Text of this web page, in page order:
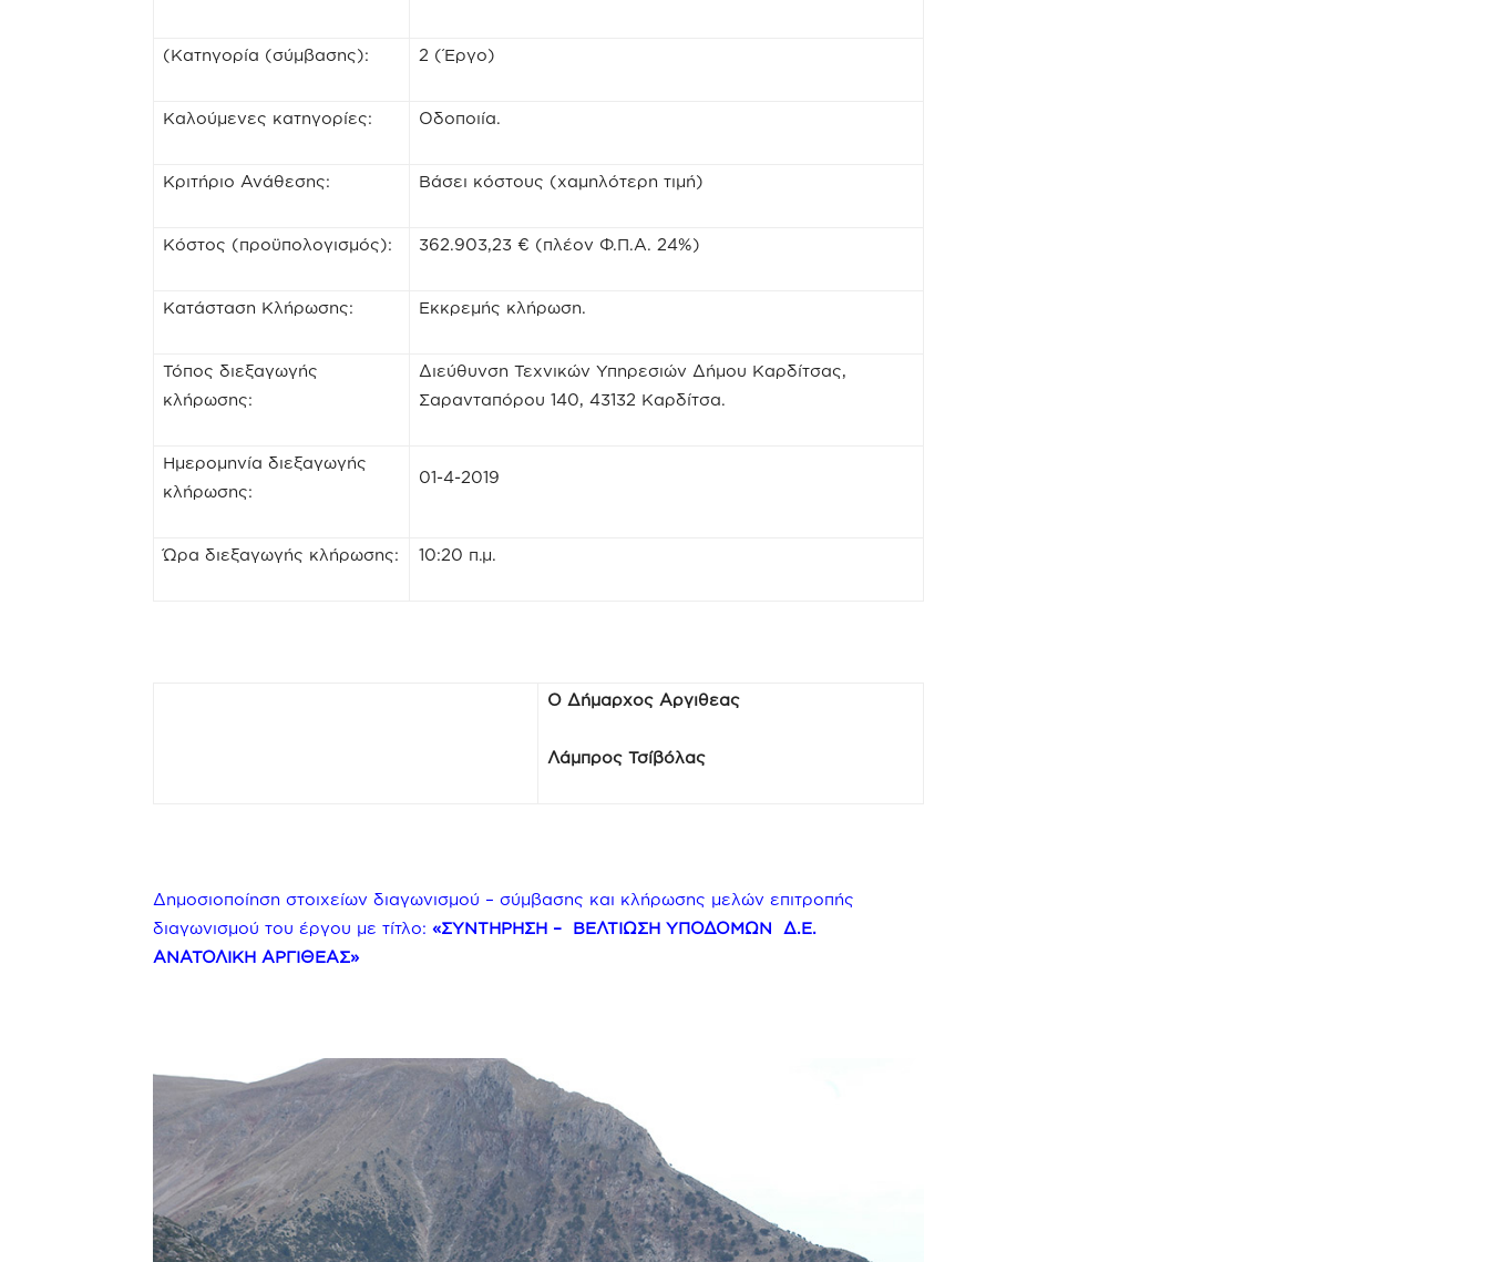
(Κατηγορία (σύμβασης): 2 (Έργο)
Καλούμενες κατηγορίες: Oδοποιία.
Κριτήριο Ανάθεσης: Βάσει κόστους (χαμηλότερη τιμή)
Κόστος (προϋπολογισμός): 362.903,23 € (πλέον Φ.Π.Α. 24%)
Κατάσταση Κλήρωσης: Εκκρεμής κλήρωση.
Τόπος διεξαγωγής
κλήρωσης:
Διεύθυνση Τεχνικών Υπηρεσιών Δήμου Καρδίτσας,
Σαρανταπόρου 140, 43132 Καρδίτσα.
Ημερομηνία διεξαγωγής
κλήρωσης:
01-4-2019
Ώρα διεξαγωγής κλήρωσης: 10:20 π.μ.
Ο Δήμαρχος Αργιθεας
Λάμπρος Τσίβόλας
Δημοσιοποίηση στοιχείων διαγωνισμού – σύμβασης και κλήρωσης μελών επιτροπής
διαγωνισμού του έργου με τίτλο: «ΣΥΝΤΗΡΗΣΗ – ΒΕΛΤΙΩΣΗ ΥΠΟΔΟΜΩΝ Δ.Ε.
ΑΝΑΤΟΛΙΚΗ ΑΡΓΙΘΕΑΣ»